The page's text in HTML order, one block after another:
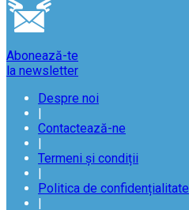
Abonează-te
la newsletter
Despre noi
Contactează-ne
Termeni și condiții
Politica de confidențialitate